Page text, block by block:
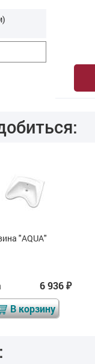
"AQUA"
6 936₽
В корзину